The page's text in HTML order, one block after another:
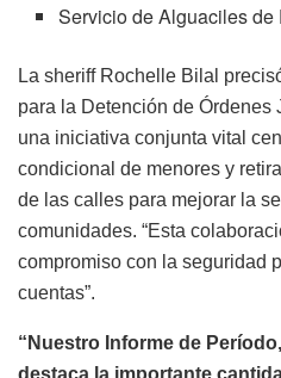
Servicio de Alguaciles
La sheriff Rochelle Bilal
para la Detención de Órdenes
una iniciativa conjunta vital
condicional de menores y
de las calles para mejorar la
comunidades. “Esta
compromiso con la seguridad
cuentas”.
“Nuestro Informe de
destaca la importante